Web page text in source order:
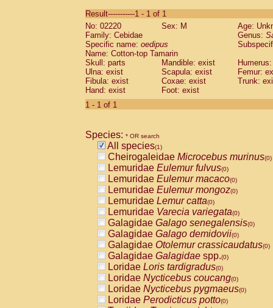
CebidaeSaguinus labiatus(0)
Cebidae Saguinus leucopus (0)
Cebidae
CebidaeSaguinus mystax
Cebidae Saguinus nigricollis (0)
Cebidae Saguinus oedipus
Cebidae Saguinus weddelli
Cebidae Saguinusspp.
Cebidae
CebidaeCebus capucinus
CebidaeCebus nigrivittatus
CebidaeCebus spp.(0)
CebidaeSaimiri boliviensis(0)
CebidaeSaimiri sciureus(0)
AtelidaeAlouatta caraya(0)
AtelidaeAlouatta fusca(0)
AtelidaeAlouatta seniculus(0)
AtelidaeAlouattaspp.(0)
AtelidaeAteles belzebuth(0)
AtelidaeAteles geoffroyi(0)
AtelidaeAteles paniscus(0)
AtelidaeAtelesspp.(0)
AtelidaeLagothrix lagothricha(0)
AtelidaeLagothrix lagothricha cana
PitheciidaeCacajao calvus
Result-----------1 - 1 of 1
No: 02220
Sex: M
Age:
Family: Cebidae
Genus:
Specific name: oedipus
Name: Cotton-top Tamarin
Skull: parts
Mandible: exist
Ulna: exist
Scapula: exist
Femur:
Fibula: exist
Coxae: exist
Trunk:
Hand: exist
Foot: exist
1 - 1 of 1
Species: * OR search
All species(1)
Cheirogaleidae Microcebus murinus(0)
Lemuridae Eulemur fulvus(0)
Lemuridae Eulemur macaco(0)
Lemuridae Eulemur mongoz(0)
Lemuridae Lemur catta(0)
Lemuridae Varecia variegata(0)
Galagidae Galago senegalensis(0)
Galagidae Galago demidovii(0)
Galagidae Otolemur crassicaudatus(0)
Galagidae Galagidae spp.(0)
Loridae Loris tardigradus(0)
Loridae Nycticebus coucang(0)
Loridae Nycticebus pygmaeus(0)
Loridae Perodicticus potto(0)